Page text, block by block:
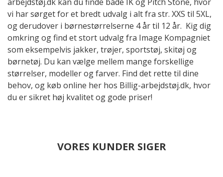
vi har sørget for et bredt udvalg i alt fra str. XXS til 5XL,
og derudover i børnestørrelserne 4 år til 12 år. Kig dig
omkring og find et stort udvalg fra Image Kompagniet
som eksempelvis jakker, trøjer, sportstøj, skitøj og
børnetøj. Du kan vælge mellem mange forskellige
størrelser, modeller og farver. Find det rette til dine
behov, og køb online her hos Billig-arbejdstøj.dk, hvor
du er sikret høj kvalitet og gode priser!
VORES KUNDER SIGER